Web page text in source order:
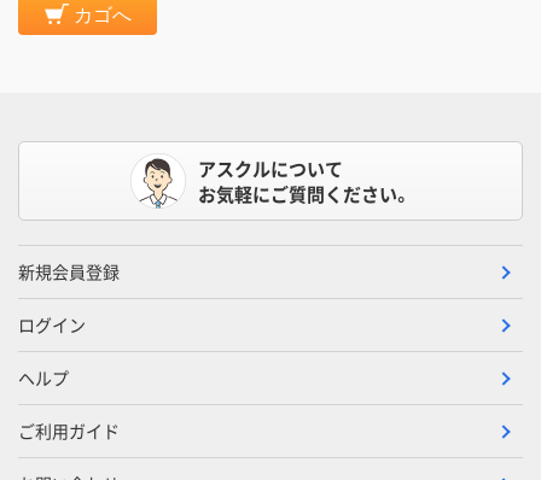
カゴへ
アスクルについて
お気軽にご質問ください。
新規会員登録
ログイン
ヘルプ
ご利用ガイド